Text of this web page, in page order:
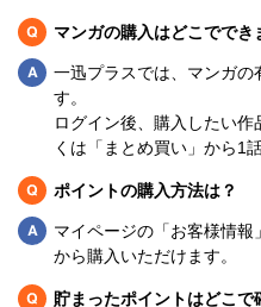
Qマンガの購入はどこででき
Q
一迅プラスでは、マンガの
す。
ログイン後、購入したい
くは「まとめ買い」から1
Q
ポイントの購入方法は？
Qマイページの「お客様情報
から購入いただけます。
Q貯まったポイントはどこで